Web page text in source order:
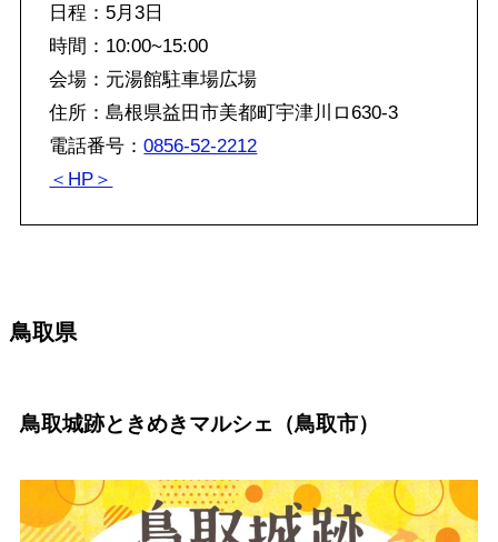
日程：5月3日
時間：10:00~15:00
会場：元湯館駐車場広場
住所：島根県益田市美都町宇津川ロ630-3
電話番号：0856-52-2212
＜HP＞
鳥取県
鳥取城跡ときめきマルシェ（鳥取市）